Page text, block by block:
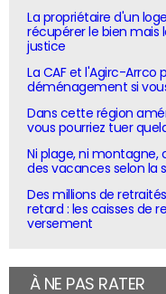
La propriétaire d'un
récupérer le bien mais
justice
La CAF et l'Agirc-
déménagement si
Dans cette région
vous pourriez tuer
Ni plage, ni montagne,
des vacances selon la
Des millions de
retard : les caisses de
versement
À NE PAS RATER